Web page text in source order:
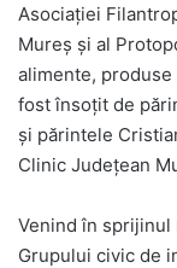
Asociației
Mureș și al
alimente,
fost însoțit de
și părintele
Clinic Județean
Venind în
Grupului civic de